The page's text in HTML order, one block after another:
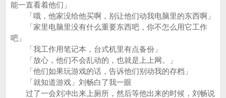
能一直看着他们」
「哦，他家没给他买啊，别让他们动我电脑里的东西啊」
「家里电脑里没有什么重要东西吧，你不怎么用它工作
吧」
「我工作用笔记本，台式机里有点备份」
「放心，他们不会乱动的，也就是上上网。」
「他们如果玩游戏的话，告诉他们别动我的存档」
「就知道游戏」刘畅白了我一眼
过了一会刘冲出来上厕所，然后等他出来的时候，刘畅说